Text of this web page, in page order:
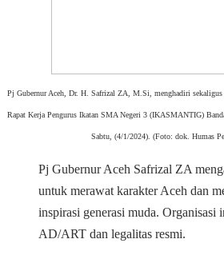
Pj Gubernur Aceh, Dr. H. Safrizal ZA, M.Si, menghadiri sekaligus
Rapat Kerja Pengurus Ikatan SMA Negeri 3 (IKASMANTIG)
Sabtu, (4/1/2024). (Foto: dok. Humas
Pj Gubernur Aceh Safrizal ZA
untuk merawat karakter Aceh dan
inspirasi generasi muda.
AD/ART dan legalitas resmi.